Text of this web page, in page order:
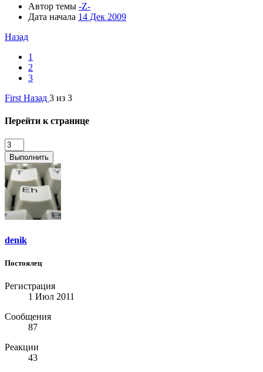
Автор темы -Z-
Дата начала 14 Дек 2009
Назад
1
2
3
First Назад 3 из 3
Перейти к странице
Выполнить
denik
Постоялец
Регистрация
1 Июл 2011
Сообщения
87
Реакции
43